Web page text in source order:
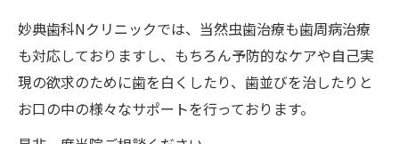
妙典歯科Nクリニックでは、当然虫歯治療も歯周病治療
も対応しておりますし、もちろん予防的なケアや自己実
現の欲求のために歯を白くしたり、歯並びを治したりと
お口の中の様々なサポートを行っております。